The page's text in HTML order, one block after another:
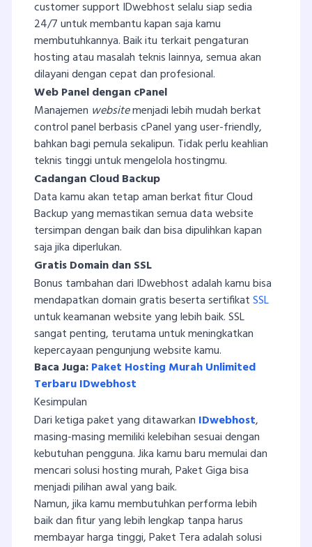
customer support IDwebhost selalu siap sedia
24/7 untuk membantu kapan saja kamu
membutuhkannya. Baik itu terkait pengaturan
hosting atau masalah teknis lainnya, semua akan
dilayani dengan cepat dan profesional.
Web Panel dengan cPanel
Manajemen websitemenjadi lebih mudah berkat
control panel berbasis cPanel yang user-friendly,
bahkan bagi pemula sekalipun. Tidak perlu keahlian
teknis tinggi untuk mengelola hostingmu.
Cadangan Cloud Backup
Data kamu akan tetap aman berkat fitur Cloud
Backup yang memastikan semua data website
tersimpan dengan baik dan bisa dipulihkan kapan
saja jika diperlukan.
Gratis Domain dan SSL
Bonus tambahan dari IDwebhost adalah kamu bisa
mendapatkan domain gratis beserta sertifikatSSL
untuk keamanan website yang lebih baik. SSL
sangat penting, terutama untuk meningkatkan
kepercayaan pengunjung website kamu.
Baca Juga:Paket Hosting Murah Unlimited
Terbaru IDwebhost
Kesimpulan
Dari ketiga paket yang ditawarkan IDwebhost,
masing-masing memiliki kelebihan sesuai dengan
kebutuhan pengguna. Jika kamu baru memulai dan
mencari solusi hosting murah, Paket Giga bisa
menjadi pilihan awal yang baik.
Namun, jika kamu membutuhkan performa lebih
baik dan fitur yang lebih lengkap tanpa harus
membayar harga tinggi, Paket Tera adalah solusi